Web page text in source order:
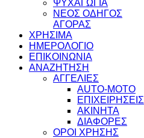
ΨΥΧΑΓΩΓΙΑ
ΝΕΟΣ ΟΔΗΓΟΣ
ΑΓΟΡΑΣ
ΧΡΗΣΙΜΑ
ΗΜΕΡΟΛΟΓΙΟ
ΕΠΙΚΟΙΝΩΝΙΑ
ΑΝΑΖΗΤΗΣΗ
ΑΓΓΕΛΙΕΣ
AUTO-MOTO
ΕΠΙΧΕΙΡΗΣΕΙΣ
ΑΚΙΝΗΤΑ
ΔΙΑΦΟΡΕΣ
ΟΡΟΙ ΧΡΗΣΗΣ